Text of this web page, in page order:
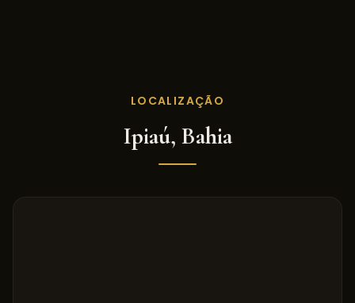
LOCALIZAÇÃO
Ipiaú, Bahia